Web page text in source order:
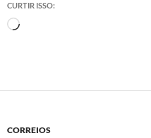
CURTIR ISSO:
Carregando...
CORREIOS